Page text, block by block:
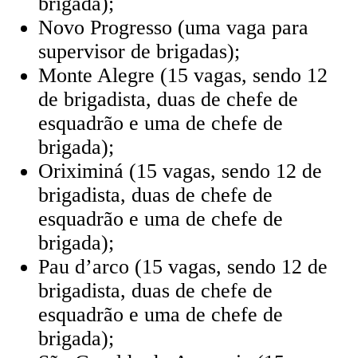
Novo Progresso (uma vaga para
supervisor de brigadas);
Monte Alegre (15 vagas, sendo 12
de brigadista, duas de chefe de
esquadrão e uma de chefe de
brigada);
Oriximiná (15 vagas, sendo 12 de
brigadista, duas de chefe de
esquadrão e uma de chefe de
brigada);
Pau d’arco (15 vagas, sendo 12 de
brigadista, duas de chefe de
esquadrão e uma de chefe de
brigada);